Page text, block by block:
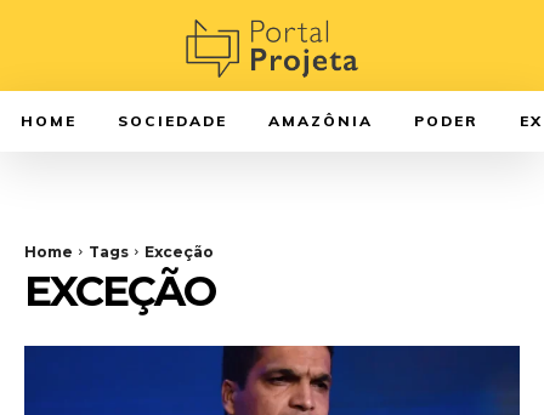
HOME SOCIEDADE AMAZÔNIA PODER
Home Tags Exceção
EXCEÇÃO